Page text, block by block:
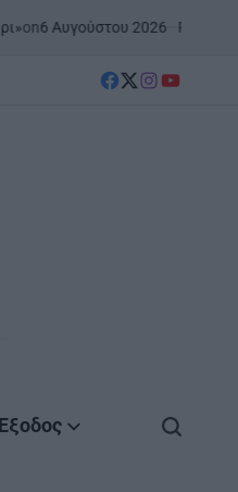
2026 Posted by
facebook
Twitter
instagram
YouTube
Έξοδος